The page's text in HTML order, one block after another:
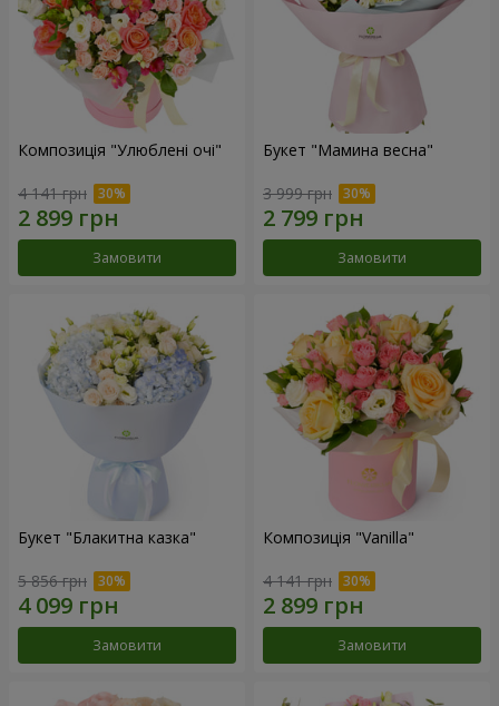
Композиція "Улюблені очі"
4 141 грн
Замовити
Букет "Мамина весна"
3 999 грн
Замовити
Букет "Блакитна казка"
5 856 грн
Замовити
Композиція "Vanilla"
4 141 грн
Замовити